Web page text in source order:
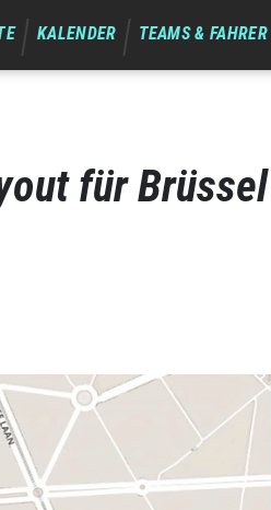
KALENDER TEAMS & FAHRER
für Brüssel